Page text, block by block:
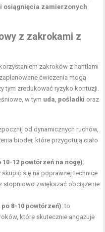
osiągnięcia zamierzonych
z zakrokami z
zakroków z hantlami
ćwiczenia mogą
tym zredukować ryzyko kontuzji.
w tym uda pośladki oraz
od dynamicznych ruchów,
bioder, które przygotują ciało
12 powtórzeń na nogę):
skupić się na poprawnej technice
stopniowo zwiększać obciążenie
8-10 powtórzeń): to
które skutecznie angażuje